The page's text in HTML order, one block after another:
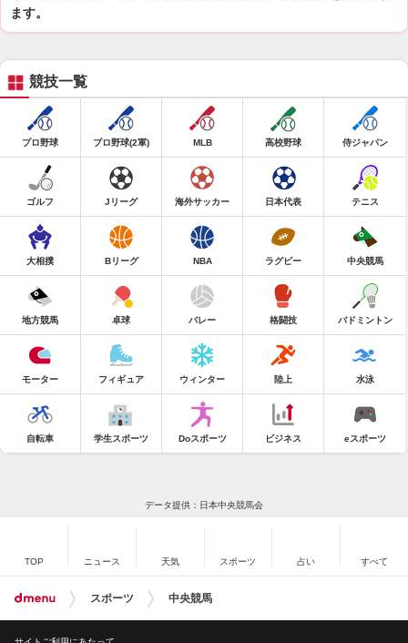
ます。
競技一覧
プロ野球 プロ野球(2軍) MLB 高校野球 侍ジャパン
ゴルフ Jリーグ 海外サッカー 日本代表 テニス
大相撲 Bリーグ NBA ラグビー 中央競馬
地方競馬 卓球 バレー 格闘技 バドミントン
モーター フィギュア ウィンター 陸上 水泳
自転車 学生スポーツ Doスポーツ ビジネス eスポーツ
データ提供：日本中央競馬会
TOP ニュース 天気 スポーツ 占い すべて
スポーツ 中央競馬